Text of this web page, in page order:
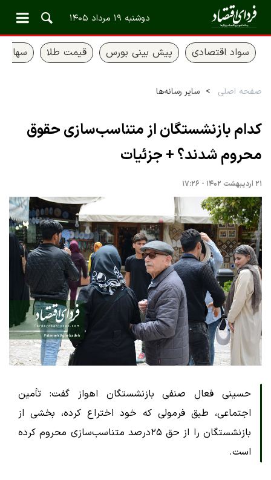
دوشنبه ۱۹ مرداد ۱۴۰۵
سواد اقتصادی پیش بینی بورس قیمت طلا سهام
صفحه اصلی سایر رسانه‌ها
کدام بازنشستگان از متناسب‌سازی حقوق
محروم شدند؟ + جزئیات
۲۱ اردیبهشت ۱۴۰۲ - ۱۷:۲۶
حسینی فعال صنفی بازنشستگان اهواز گفت: تأمین
اجتماعی، طبق فرمولی که خود اختراع کرده، بخشی از
بازنشستگان را از حق ۲۵درصد متناسب‌سازی محروم کرده
است.